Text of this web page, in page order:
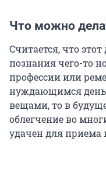
Что можно
Считается, что
познания чего-то
профессии или
нуждающимся
вещами, то в
облегчение во
удачен для приема